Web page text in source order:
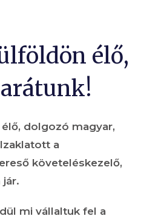
élő,
dolgozó magyar,
a
követeléskezelő,
mi vállaltuk fel a